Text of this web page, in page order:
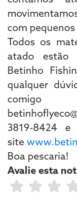
com
Todos os
atado estão
Betinho
qualquer
3819-8424
site
Boa pescaria!
Avalie esta